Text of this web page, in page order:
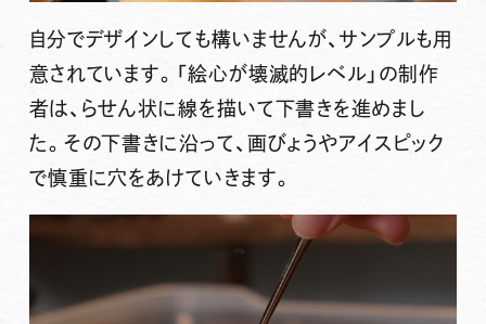
自分でデザインしても構いませんが、サンプルも用
意されています。「絵心が壊滅的レベル」の制作
者は、らせん状に線を描いて下書きを進めまし
た。その下書きに沿って、画びょうやアイスピック
で慎重に穴をあけていきます。